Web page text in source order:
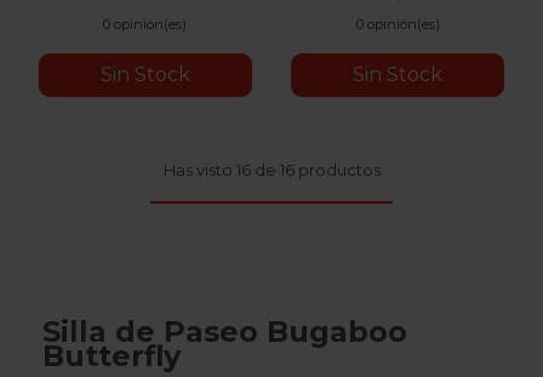
0 opinión(es)
Sin Stock
0 opinión(es)
Sin Stock
Has visto 16 de 16 productos
Silla de Paseo Bugaboo
Butterfly